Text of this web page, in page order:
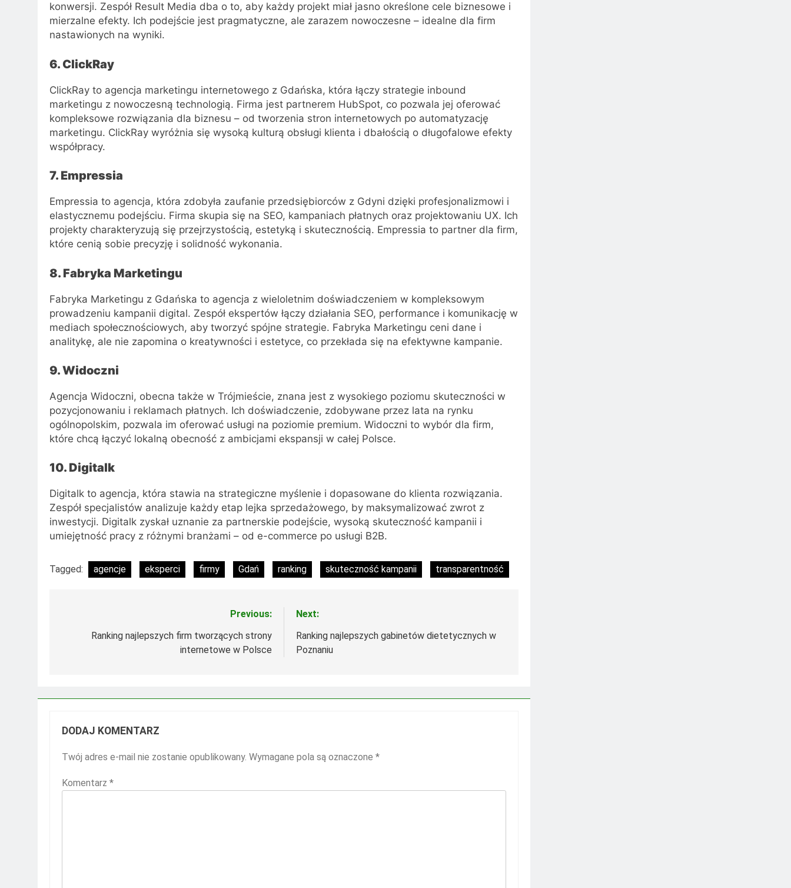
konwersji. Zespół Result Media dba o to, aby każdy projekt miał jasno określone cele biznesowe i
mierzalne efekty. Ich podejście jest pragmatyczne, ale zarazem nowoczesne – idealne dla firm
nastawionych na wyniki.
6. ClickRay
ClickRay to agencja marketingu internetowego z Gdańska, która łączy strategie inbound
marketingu z nowoczesną technologią. Firma jest partnerem HubSpot, co pozwala jej oferować
kompleksowe rozwiązania dla biznesu – od tworzenia stron internetowych po automatyzację
marketingu. ClickRay wyróżnia się wysoką kulturą obsługi klienta i dbałością o długofalowe efekty
współpracy.
7. Empressia
Empressia to agencja, która zdobyła zaufanie przedsiębiorców z Gdyni dzięki profesjonalizmowi i
elastycznemu podejściu. Firma skupia się na SEO, kampaniach płatnych oraz projektowaniu UX. Ich
projekty charakteryzują się przejrzystością, estetyką i skutecznością. Empressia to partner dla firm,
które cenią sobie precyzję i solidność wykonania.
8. Fabryka Marketingu
Fabryka Marketingu z Gdańska to agencja z wieloletnim doświadczeniem w kompleksowym
prowadzeniu kampanii digital. Zespół ekspertów łączy działania SEO, performance i komunikację w
mediach społecznościowych, aby tworzyć spójne strategie. Fabryka Marketingu ceni dane i
analitykę, ale nie zapomina o kreatywności i estetyce, co przekłada się na efektywne kampanie.
9. Widoczni
Agencja Widoczni, obecna także w Trójmieście, znana jest z wysokiego poziomu skuteczności w
pozycjonowaniu i reklamach płatnych. Ich doświadczenie, zdobywane przez lata na rynku
ogólnopolskim, pozwala im oferować usługi na poziomie premium. Widoczni to wybór dla firm,
które chcą łączyć lokalną obecność z ambicjami ekspansji w całej Polsce.
10. Digitalk
Digitalk to agencja, która stawia na strategiczne myślenie i dopasowane do klienta rozwiązania.
Zespół specjalistów analizuje każdy etap lejka sprzedażowego, by maksymalizować zwrot z
inwestycji. Digitalk zyskał uznanie za partnerskie podejście, wysoką skuteczność kampanii i
umiejętność pracy z różnymi branżami – od e-commerce po usługi B2B.
Tagged: agencje eksperci firmy Gdań ranking skuteczność kampanii transparentność
wpisu
Previous:
Ranking najlepszych firm tworzących strony
internetowe w Polsce
Next:
Ranking najlepszych gabinetów dietetycznych w
Poznaniu
DODAJ KOMENTARZ
Twój adres e-mail nie zostanie opublikowany. Wymagane pola są oznaczone *
Komentarz *